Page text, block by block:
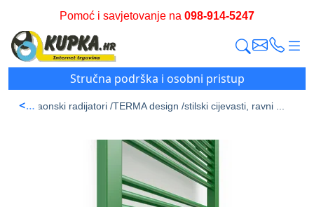
Pomoć i savjetovanje na 098-914-5247
Stručna podrška i osobni pristup
<
/Kupaonski radijatori /TERMA design /stilski cijevasti, ravni ...